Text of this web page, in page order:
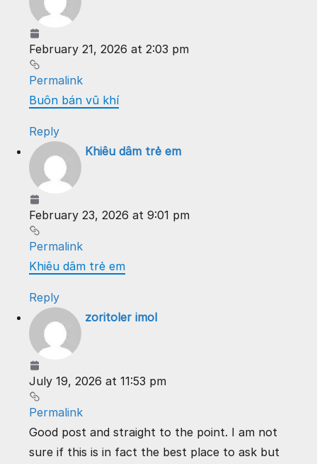
February 21, 2026 at 2:03 pm
Permalink
Buôn bán vũ khí
Reply
Khiêu dâm trẻ em
February 23, 2026 at 9:01 pm
Permalink
Khiêu dâm trẻ em
Reply
zoritoler imol
July 19, 2026 at 11:53 pm
Permalink
Good post and straight to the point. I am not
sure if this is in fact the best place to ask but